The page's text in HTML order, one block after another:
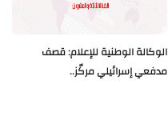
الوكالة الوطنية للإعلام: قصف
مدفعي إسرائيلي مركّز..